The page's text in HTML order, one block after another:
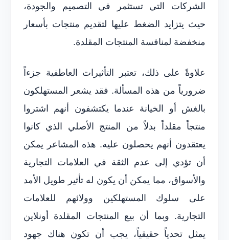
الشركات التي تستثمر في التصميم والجودة،
حيث يتزايد الضغط عليها لتقديم منتجات بأسعار
منخفضة لمنافسة المنتجات المقلدة.
علاوةً على ذلك، تعتبر التأثيرات العاطفية جزءاً
ضرورياً من هذه المسألة. فقد يشعر المستهلكون
بالغش أو الخيانة عندما يكتشفون أنهم اشتروا
منتجاً مقلداً بدلاً من المنتج الأصلي الذي كانوا
يعتقدون أنهم يحصلون عليه. هذه المشاعر يمكن
أن تؤدي إلى عدم الثقة في العلامات التجارية
والأسواق، مما يمكن أن يكون له تأثير طويل الأمد
على سلوك المستهلكين وولائهم للعلامات
التجارية. وبما أن بيع المنتجات المقلدة أونلاين
يمثل تحدياً حقيقياً، يجب أن تكون هناك جهود